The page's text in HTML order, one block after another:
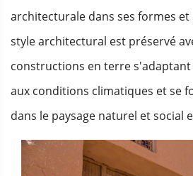
architecturale dans ses formes et
style architectural est préservé
constructions en terre
aux conditions climatiques et se
dans le paysage naturel et social